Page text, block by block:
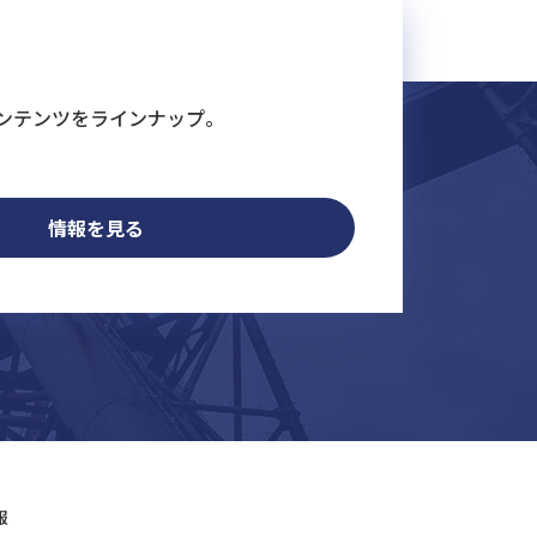
ンツをラインナップ。
情報を見る